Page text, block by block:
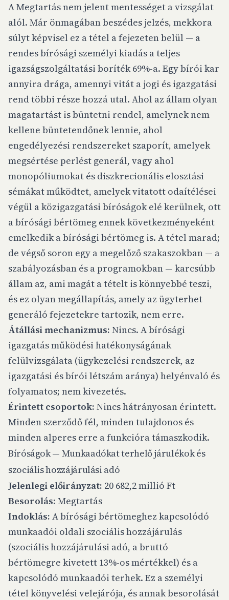
A Megtartás nem jelent mentességet a vizsgálat
alól. Már önmagában beszédes jelzés, mekkora
súlyt képvisel ez a tétel a fejezeten belül — a
rendes bírósági személyi kiadás a teljes
igazságszolgáltatási boríték 69%-a. Egy bírói kar
annyira drága, amennyi vitát a jogi és igazgatási
rend többi része hozzá utal. Ahol az állam olyan
magatartást is büntetni rendel, amelynek nem
kellene büntetendőnek lennie, ahol
engedélyezési rendszereket szaporít, amelyek
megsértése perlést generál, vagy ahol
monopóliumokat és diszkrecionális elosztási
sémákat működtet, amelyek vitatott odaítélései
végül a közigazgatási bíróságok elé kerülnek, ott
a bírósági bértömeg ennek következményeként
emelkedik a bírósági bértömeg is. A tétel marad;
de végső soron egy a megelőző szakaszokban — a
szabályozásban és a programokban — karcsúbb
állam az, ami magát a tételt is könnyebbé teszi,
és ez olyan megállapítás, amely az ügyterhet
generáló fejezetekre tartozik, nem erre.
Átállási mechanizmus: Nincs. A bírósági
igazgatás működési hatékonyságának
felülvizsgálata (ügykezelési rendszerek, az
igazgatási és bírói létszám aránya) helyénvaló és
folyamatos; nem kivezetés.
Érintett csoportok: Nincs hátrányosan érintett.
Minden szerződő fél, minden tulajdonos és
minden alperes erre a funkcióra támaszkodik.
Bíróságok — Munkaadókat terhelő járulékok és
szociális hozzájárulási adó
Jelenlegi előirányzat: 20 682,2 millió Ft
Besorolás: Megtartás
Indoklás: A bírósági bértömeghez kapcsolódó
munkaadói oldali szociális hozzájárulás
(szociális hozzájárulási adó, a bruttó
bértömegre kivetett 13%-os mértékkel) és a
kapcsolódó munkaadói terhek. Ez a személyi
tétel könyvelési velejárója, és annak besorolását